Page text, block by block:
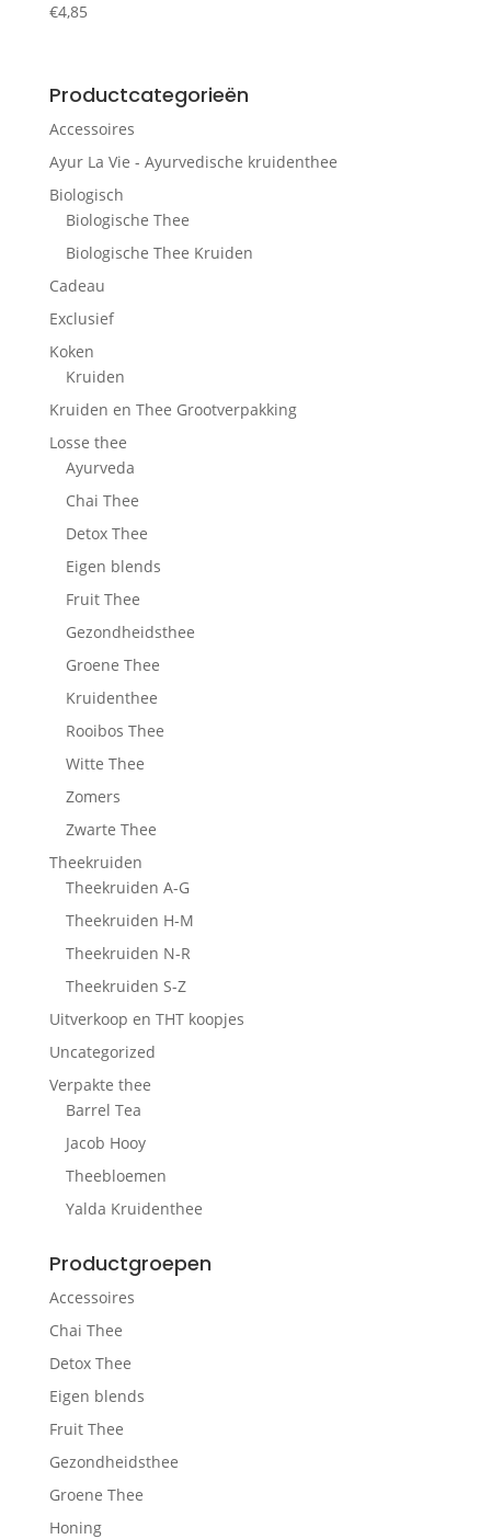
€4,85
Productcategorieën
Accessoires
Ayur La Vie - Ayurvedische kruidenthee
Biologisch
Biologische Thee
Biologische Thee Kruiden
Cadeau
Exclusief
Koken
Kruiden
Kruiden en Thee Grootverpakking
Losse thee
Ayurveda
Chai Thee
Detox Thee
Eigen blends
Fruit Thee
Gezondheidsthee
Groene Thee
Kruidenthee
Rooibos Thee
Witte Thee
Zomers
Zwarte Thee
Theekruiden
Theekruiden A-G
Theekruiden H-M
Theekruiden N-R
Theekruiden S-Z
Uitverkoop en THT koopjes
Uncategorized
Verpakte thee
Barrel Tea
Jacob Hooy
Theebloemen
Yalda Kruidenthee
Productgroepen
Accessoires
Chai Thee
Detox Thee
Eigen blends
Fruit Thee
Gezondheidsthee
Groene Thee
Honing